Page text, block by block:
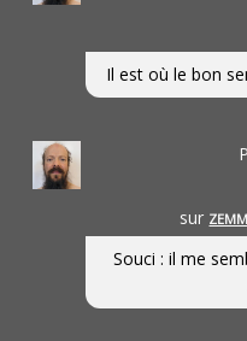
Il est où le bon
sur
Souci : il me